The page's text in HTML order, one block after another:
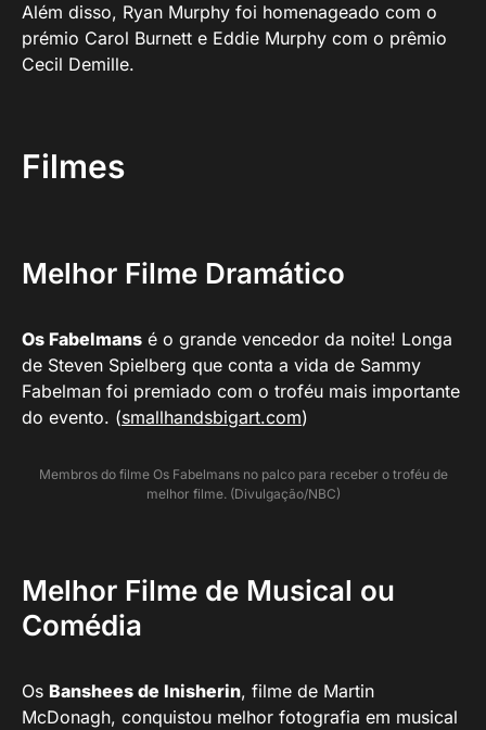
Além disso, Ryan Murphy foi homenageado com o
prémio Carol Burnett e Eddie Murphy com o prêmio
Cecil Demille.
Filmes
Melhor Filme Dramático
Os Fabelmans é o grande vencedor da noite! Longa
de Steven Spielberg que conta a vida de Sammy
Fabelman foi premiado com o troféu mais importante
do evento. (smallhandsbigart.com)
Membros do filme Os Fabelmans no palco para receber o troféu de
melhor filme. (Divulgação/NBC)
Melhor Filme de Musical ou
Comédia
Os Banshees de Inisherin, filme de Martin
McDonagh, conquistou melhor fotografia em musical